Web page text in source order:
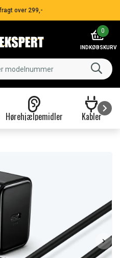
over 299,-
0
INDKØBSKURV
Hørehjælpemidler Kabler